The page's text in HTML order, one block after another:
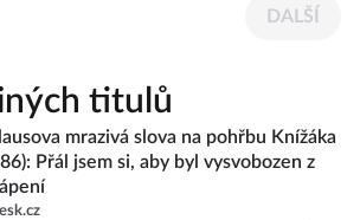
DALŠÍ
titulů
mrazivá slova na pohřbu Knížáka
Přál jsem si, aby byl vysvobozen z